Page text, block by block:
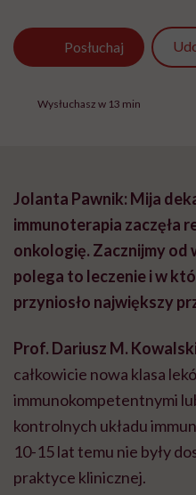
Posłuchaj
Wysłuchasz w 13 min
Jolanta Pawnik: Mija
immunoterapia zaczęła
onkologię. Zacznijmy od
polega to leczenie i w
przyniosło największy
Prof. Dariusz M.
całkowicie nowa klasa
immunokompetentnymi
kontrolnych układu
10-15 lat temu nie były
praktyce klinicznej.